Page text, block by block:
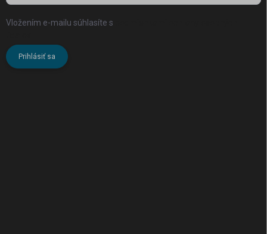
Vložením e-mailu súhlasíte s
Prihlásiť sa